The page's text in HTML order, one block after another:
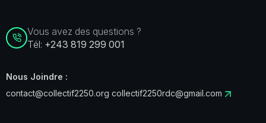
Vous avez des questions ?
Tél: +243 819 299 001
Nous Joindre :
contact@collectif2250.org collectif2250rdc@gmail.com